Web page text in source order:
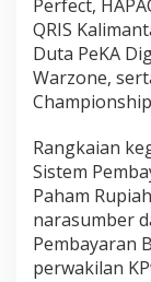
Perfect,
QRIS
Duta PeKA
Warzone,
Rangkaian
Sistem
Paham
narasumber
Pembayaran
perwakilan